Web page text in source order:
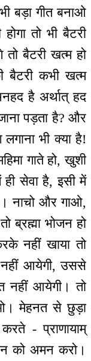
बड़ा गीत बनाओ
तो भी बैटरी
तो बैटरी खत्म हो
बैटरी कभी खत्म
है अर्थात् हद
पड़ता है? और
भी क्या है!
गाते हो, खुशी
सेवा है, इसी में
नाचो और गाओ,
ब्रह्मा भोजन हो
नहीं खाया तो
नहीं आयेगी, उससे
नहीं आयेगी। तो
मेहनत से छुड़ा
- प्राणायाम्
को अमन करो।